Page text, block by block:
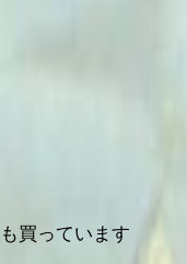
買っています